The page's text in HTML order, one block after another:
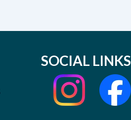
SOCIAL LINKS